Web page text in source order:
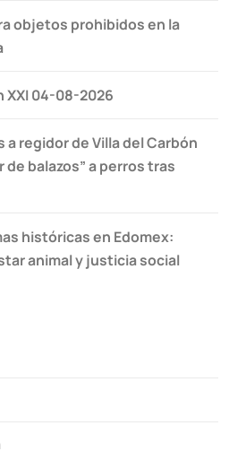
objetos prohibidos en la
04-08-2026
regidor de Villa del Carbón
balazos” a perros tras
históricas en Edomex:
animal y justicia social